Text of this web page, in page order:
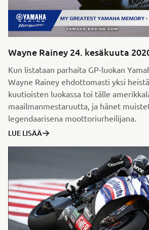
Wayne Rainey 24. kesäkuuta
Kun listataan parhaita GP-luokan
Wayne Rainey ehdottomasti yksi heistä. Kuusi vuotta
kuutioisten luokassa toi tälle
maailmanmestaruutta, ja hänet
legendaarisena moottoriurheilijana.
LUE LISÄÄ